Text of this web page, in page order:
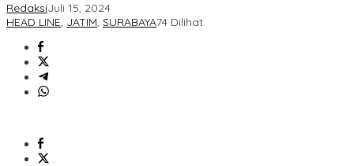
RedaksiJuli 15, 2024
HEAD LINE, JATIM, SURABAYA74 Dilihat